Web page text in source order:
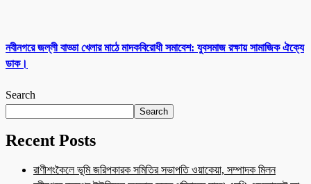
নবীনগরে জল্লী বাড্ডা খেলার মাঠে মাদকবিরোধী সমাবেশ: যুবসমাজ রক্ষায় সামাজিক ঐক্যে
ডাক।
Search
Search
Recent Posts
রাণীশংকৈলে ভূমি জরিপকারক সমিতির সভাপতি ওয়াকেয়া, সম্পাদক মিলন